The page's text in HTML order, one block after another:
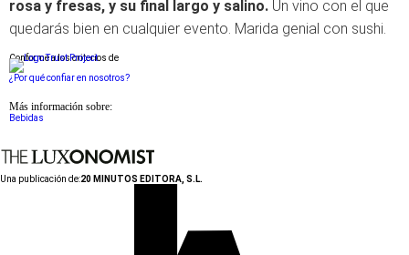
rosa y fresas, y su final largo y salino. Un vino con el que
quedarás bien en cualquier evento. Marida genial con sushi.
Conforme a los criterios de
¿Por qué confiar en nosotros?
Más información sobre:
Bebidas
Una publicación de:20 MINUTOS EDITORA, S.L.